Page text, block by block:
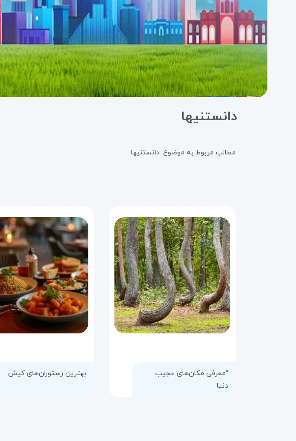
دانستنیها
مطالب مربوط به موضوع: دانستنیها
“معرفی مکان‌های عجیب
دنیا”
بهترین رستوران‌های کیش